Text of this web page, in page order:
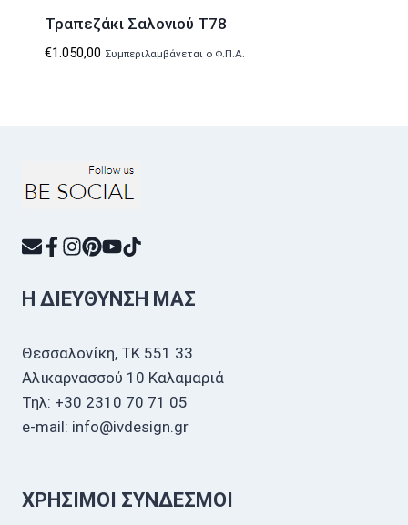
Τραπεζάκι Σαλονιού T78
€1.050,00 Συμπεριλαμβάνεται ο Φ.Π.Α.
Η ΔΙΕΎΘΥΝΣΗ ΜΑΣ
Θεσσαλονίκη, ΤΚ 551 33
Αλικαρνασσού 10 Καλαμαριά
Τηλ: +30 2310 70 71 05
e-mail: info@ivdesign.gr
ΧΡΉΣΙΜΟΙ ΣΎΝΔΕΣΜΟΙ